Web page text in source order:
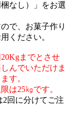
なし）」をお選
で、お菓子作り
ください。
までとさせ
んでいただけま
す。
は25㎏です。
2回に分けてご注